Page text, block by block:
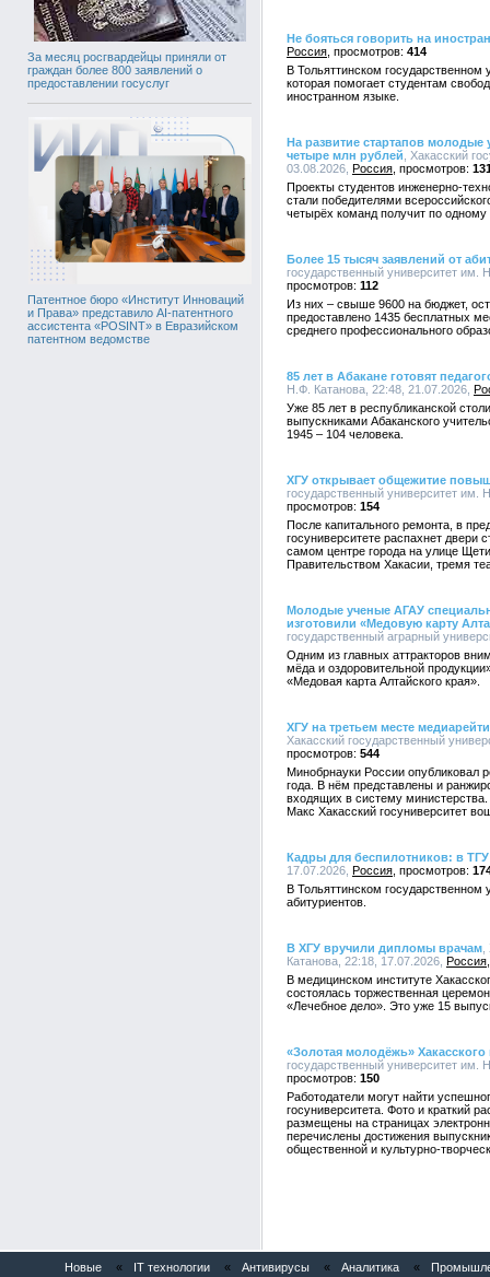
За месяц росгвардейцы приняли от
граждан более 800 заявлений о
предоставлении госуслуг
Патентное бюро «Институт Инноваций
и Права» представило AI-патентного
ассистента «POSINT» в Евразийском
патентном ведомстве
Не бояться говорить на
Россия
414
В Тольяттинском государственном
которая помогает студентам
иностранном языке.
На развитие стартапов
четыре млн рублей , Хакасский
03.08.2026, Россия
Проекты студентов инженерно-
стали победителями
четырёх команд получит по
Более 15 тысяч заявлений от
государственный университет им.
112
Из них – свыше 9600 на бюджет,
предоставлено 1435 бесплатных
среднего профессионального
85 лет в Абакане готовят
Н.Ф. Катанова, 22:48, 21.07.2026,
Уже 85 лет в республиканской
выпускниками Абаканского
1945 – 104 человека.
ХГУ открывает общежитие
государственный университет им.
154
После капитального ремонта, в
госуниверситете распахнет
самом центре города на улице
Правительством Хакасии, тремя
Молодые ученые АГАУ
изготовили «Медовую карту
государственный аграрный
Одним из главных аттракторов
мёда и оздоровительной
«Медовая карта Алтайского края».
ХГУ на третьем месте
Хакасский государственный
544
Минобрнауки России опубликовал
года. В нём представлены и
входящих в систему
Макс Хакасский госуниверситет
Кадры для беспилотников: в
17.07.2026, Россия
В Тольяттинском
абитуриентов.
В ХГУ вручили дипломы врачам
Катанова, 22:18, 17.07.2026, Россия
В медицинском институте
состоялась торжественная
«Лечебное дело». Это уже 15
«Золотая молодёжь» Хакасского
государственный университет им.
150
Работодатели могут найти
госуниверситета. Фото и краткий
размещены на страницах
перечислены достижения
общественной и культурно-
Новые « IT технологии « Антивирусы « Аналитика «